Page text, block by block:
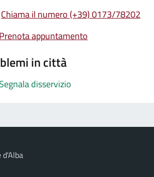
Chiama il numero (+39) 0173/78202
Prenota appuntamento
in città
Segnala disservizio
d'Alba